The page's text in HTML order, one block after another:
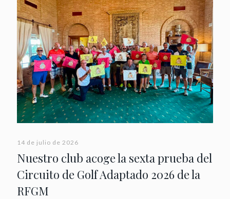
14 de julio de 2026
Nuestro club acoge la sexta prueba del
Circuito de Golf Adaptado 2026 de la
RFGM